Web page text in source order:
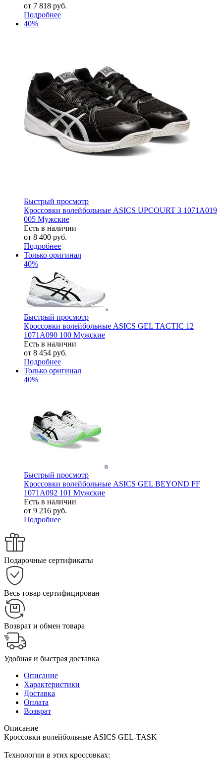
от 7 818 руб.
Подробнее
40%
Быстрый просмотр
Кроссовки волейбольные ASICS UPCOURT 3 1071A019
005 Мужские
Есть в наличии
от 8 400 руб.
Подробнее
Только оригинал
40%
Быстрый просмотр
Кроссовки волейбольные ASICS GEL TACTIC 12
1071A090 100 Мужские
Есть в наличии
от 8 454 руб.
Подробнее
Только оригинал
40%
Быстрый просмотр
Кроссовки волейбольные ASICS GEL BEYOND FF
1071A092 101 Мужские
Есть в наличии
от 9 216 руб.
Подробнее
Подарочные сертификаты
Весь товар сертифицирован
Возврат и обмен товара
Удобная и быстрая доставка
Описание
Характеристики
Доставка
Оплата
Возврат
Описание
Кроссовки волейбольные ASICS GEL-TASK
Технологии в этих кроссовках: